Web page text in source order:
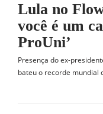
Lula no
você é um
ProUni’
Presença do ex-
bateu o recorde mundial